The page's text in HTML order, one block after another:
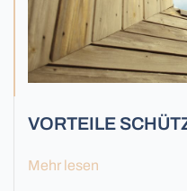
Alle Tore
VORTEILE
Mehr lesen